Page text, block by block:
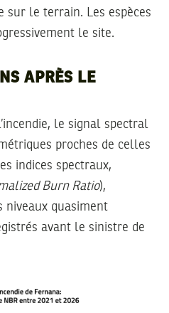
sur le terrain. Les espèces
le site.
APRÈS LE
le signal spectral
proches de celles
indices spectraux,
Burn Ratio),
niveaux quasiment
avant le sinistre de